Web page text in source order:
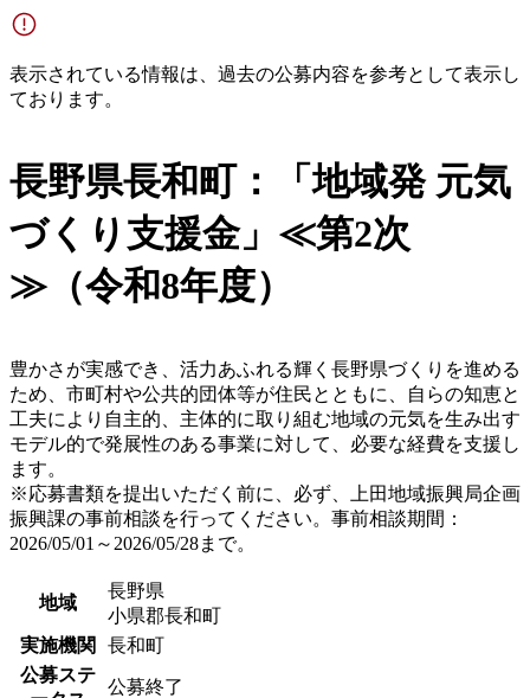
表示されている情報は、過去の公募内容を参考として表示し
ております。
長野県長和町：「地域発 元気
づくり支援金」≪第2次
≫（令和8年度）
豊かさが実感でき、活力あふれる輝く長野県づくりを進める
ため、市町村や公共的団体等が住民とともに、自らの知恵と
工夫により自主的、主体的に取り組む地域の元気を生み出す
モデル的で発展性のある事業に対して、必要な経費を支援し
ます。
※応募書類を提出いただく前に、必ず、上田地域振興局企画
振興課の事前相談を行ってください。事前相談期間：
2026/05/01～2026/05/28まで。
地域
長野県
小県郡長和町
実施機関
長和町
公募ステ
公募終了